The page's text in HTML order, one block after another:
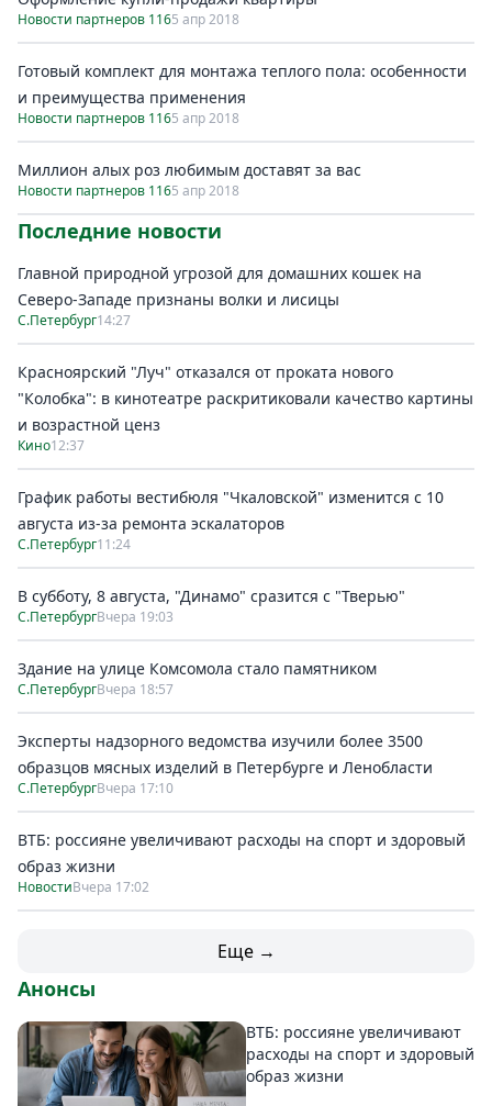
Новости партнеров 1165 апр 2018
Готовый комплект для монтажа теплого пола: особенности
и преимущества применения
Новости партнеров 1165 апр 2018
Миллион алых роз любимым доставят за вас
Новости партнеров 1165 апр 2018
Последние новости
Главной природной угрозой для домашних кошек на
Северо-Западе признаны волки и лисицы
С.Петербург14:27
Красноярский "Луч" отказался от проката нового
"Колобка": в кинотеатре раскритиковали качество картины
и возрастной ценз
Кино12:37
График работы вестибюля "Чкаловской" изменится с 10
августа из-за ремонта эскалаторов
С.Петербург11:24
В субботу, 8 августа, "Динамо" сразится с "Тверью"
С.ПетербургВчера 19:03
Здание на улице Комсомола стало памятником
С.ПетербургВчера 18:57
Эксперты надзорного ведомства изучили более 3500
образцов мясных изделий в Петербурге и Ленобласти
С.ПетербургВчера 17:10
ВТБ: россияне увеличивают расходы на спорт и здоровый
образ жизни
НовостиВчера 17:02
Еще →
Анонсы
ВТБ: россияне увеличивают
расходы на спорт и здоровый
образ жизни